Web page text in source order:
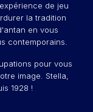
de jeu
la tradition
en vous
contemporains.
pour vous
image. Stella,
1928 !